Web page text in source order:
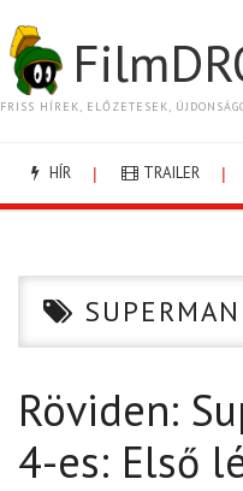
FRISS HÍREK, ELŐZETESEK,
HÍR TRAILER
SUPERMAN
Röviden:
4-es: Első